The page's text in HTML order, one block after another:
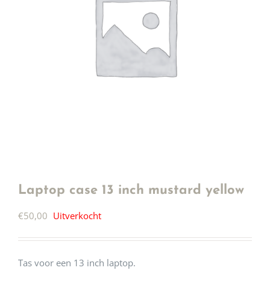
Laptop case 13 inch mustard yellow
€50,00 Uitverkocht
Tas voor een 13 inch laptop.